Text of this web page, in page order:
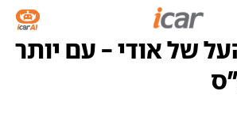
של אודי - עם יותר